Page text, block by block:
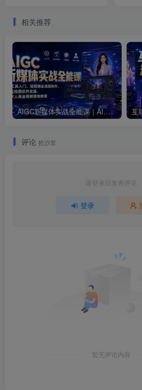
相关推荐
AIGC新媒体实战全能课｜AI工具入门、短视频全流程制作、主流绘图软件实操、数字人商业视频落地教程
评论 抢沙发
请登录后发表评论
登录
暂无评论内容